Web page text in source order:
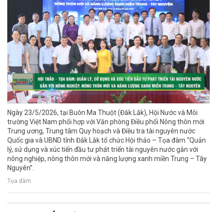
Ngày 23/5/2026, tại Buôn Ma Thuột (Đắk Lắk), Hội Nước và Môi
trường Việt Nam phối hợp với Văn phòng Điều phối Nông thôn mới
Trung ương, Trung tâm Quy hoạch và Điều tra tài nguyên nước
Quốc gia và UBND tỉnh Đắk Lắk tổ chức Hội thảo – Tọa đàm “Quản
lý, sử dụng và xúc tiến đầu tư phát triển tài nguyên nước gắn với
nông nghiệp, nông thôn mới và năng lượng xanh miền Trung – Tây
Nguyên”.
Tọa đàm